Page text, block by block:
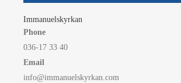
Immanuelskyrkan
Phone
036-17 33 40
Email
info@immanuelskyrkan.com